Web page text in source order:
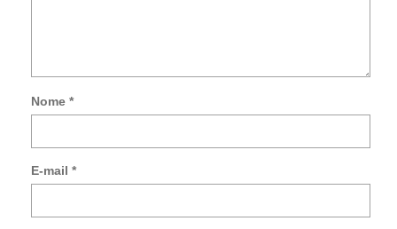
Nome *
E-mail *